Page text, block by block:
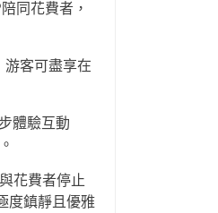
同花費者，
游客可盡享在
體驗互動
花費者停止
度鎮靜且優雅